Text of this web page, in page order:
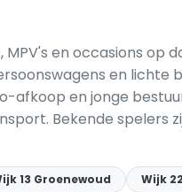
en occasions op
en lichte
afkoop en jonge
Bekende spelers
13 Groenewoud Wijk